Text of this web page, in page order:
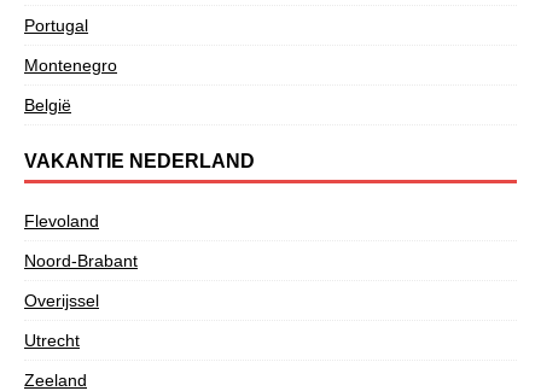
Portugal
Montenegro
België
VAKANTIE NEDERLAND
Flevoland
Noord-Brabant
Overijssel
Utrecht
Zeeland